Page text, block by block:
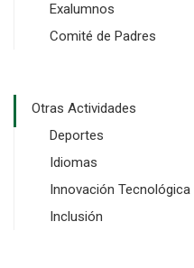
Exalumnos
Comité de Padres
Otras Actividades
Deportes
Idiomas
Innovación Tecnológica
Inclusión